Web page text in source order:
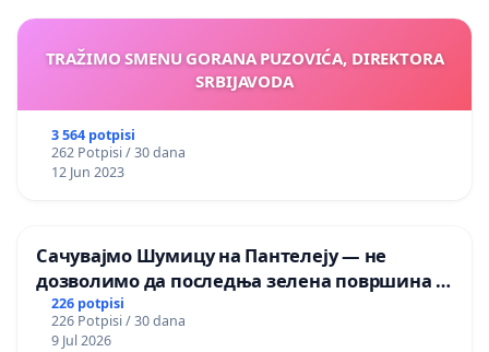
TRAŽIMO SMENU GORANA PUZOVIĆA, DIREKTORA
SRBIJAVODA
3 564 potpisi
262 Potpisi / 30 dana
12 Jun 2023
Сачувајмо Шумицу на Пантелеју — не
дозволимо да последња зелена површина у
Мавровској постане депонија
226 potpisi
226 Potpisi / 30 dana
9 Jul 2026